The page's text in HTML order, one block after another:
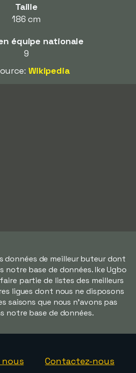
Taille
186 cm
équipe nationale
9
Wikipedia
données de meilleur buteur dont
notre base de données. Ike Ugbo
partie de listes des meilleurs
ligues dont nous ne disposons
saisons que nous n'avons pas
notre base de données.
nous Contactez-nous